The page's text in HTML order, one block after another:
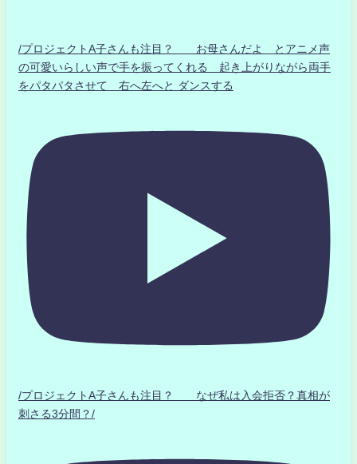
/プロジェクトA子さんも注目？ お母さんだよ とアニメ声
の可愛いらしい声で手を振ってくれる 起き上がりながら両手
をパタパタさせて 右へ左へと ダンスする
/プロジェクトA子さんも注目？ なぜ私は入会拒否？真相が
刺さる3分間？/